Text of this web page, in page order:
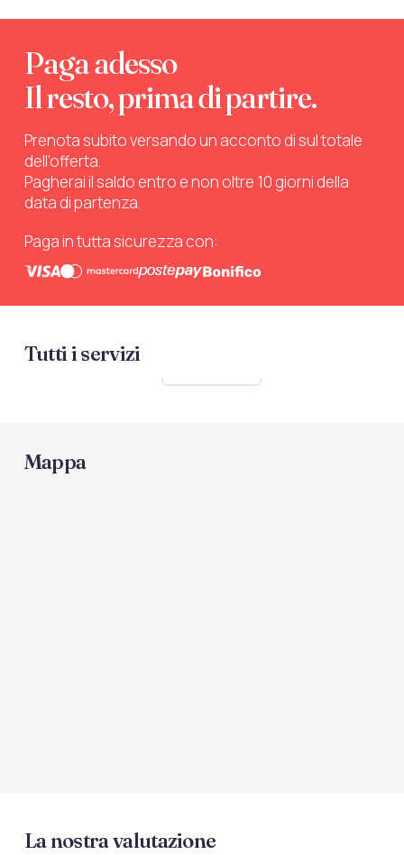
Paga adesso
Il resto, prima di partire.
Prenota subito versando un acconto di sul totale
dell’offerta.
Pagherai il saldo entro e non oltre 10 giorni della
data di partenza.
Paga in tutta sicurezza con:
Tutti i servizi
Mappa
La nostra valutazione